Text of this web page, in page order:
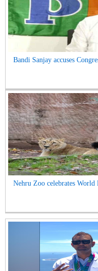
Bandi Sanjay accuses
Nehru Zoo celebrates